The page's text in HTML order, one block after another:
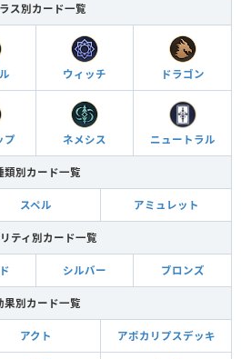
ス別カード一覧
ウィッチ ドラゴン
プ ネメシス ニュートラル
類別カード一覧
スペル アミュレット
ティ別カード一覧
シルバー ブロンズ
果別カード一覧
アクト アポカリプスデッキ